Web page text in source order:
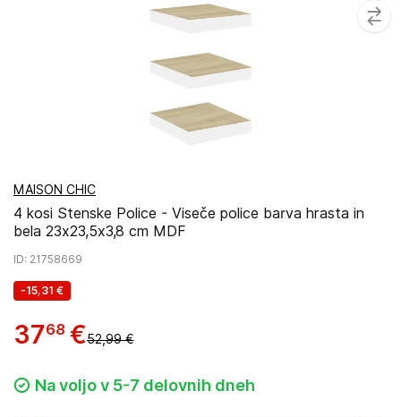
MAISON CHIC
4 kosi Stenske Police - Viseče police barva hrasta in
bela 23x23,5x3,8 cm MDF
ID: 21758669
-15,31 €
3768 €52,99 €
Na voljo v 5-7 delovnih dneh